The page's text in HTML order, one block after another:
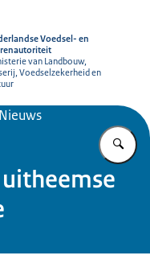
Voedsel- en
van Landbouw,
Voedselzekerheid en
Nieuws